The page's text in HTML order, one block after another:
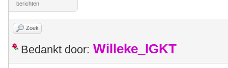
berichten
Zoek
Bedankt door: Willeke_IGKT